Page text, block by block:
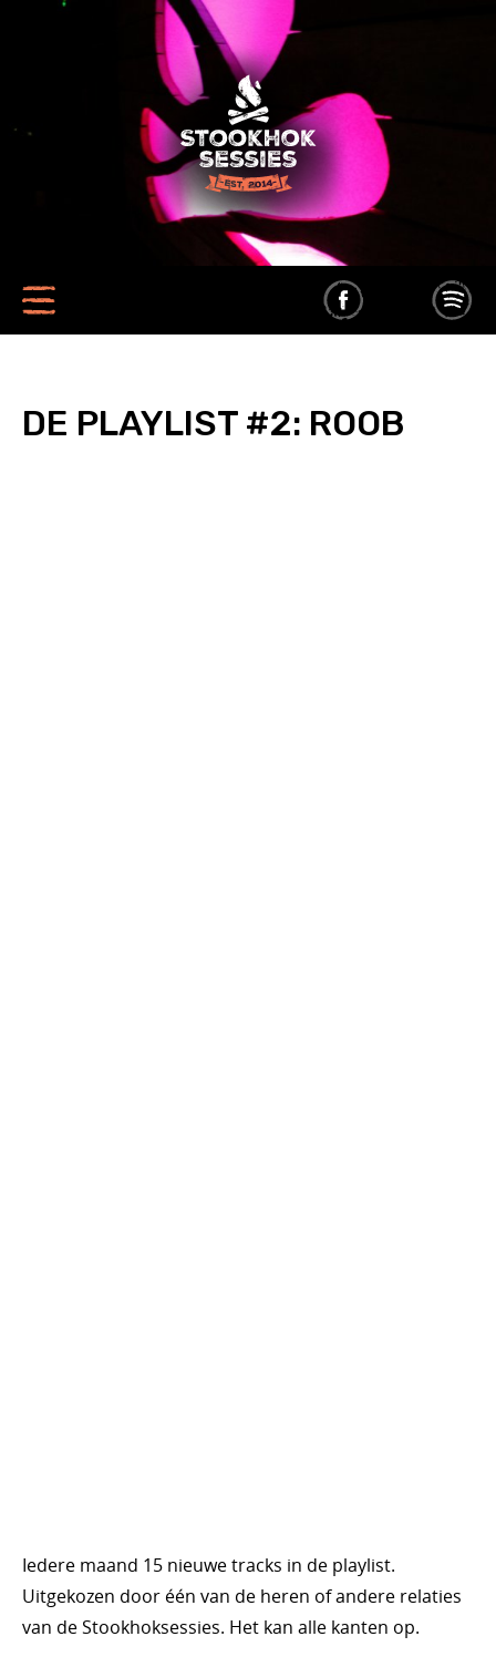
DE PLAYLIST #2: ROOB
Iedere maand 15 nieuwe tracks in de playlist.
Uitgekozen door één van de heren of andere relaties
van de Stookhoksessies. Het kan alle kanten op.